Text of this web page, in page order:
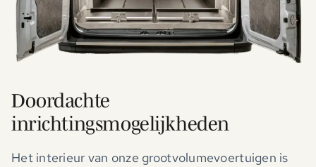
Doordachte
inrichtingsmogelijkheden
Het interieur van onze grootvolumevoertuigen is